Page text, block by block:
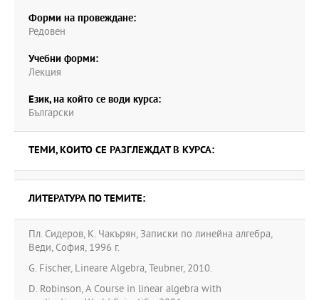
Форми на провеждане:
Редовен
Учебни форми:
Лекция
Език, на който се води курса:
Български
ТЕМИ, КОИТО СЕ РАЗГЛЕЖДАТ В КУРСА:
ЛИТЕРАТУРА ПО ТЕМИТЕ:
Пл. Сидеров, К. Чакърян, Записки по линейна алгебра,
Веди, София, 1996 г.
G. Fischer, Lineare Algebra, Teubner, 2010.
D. Robinson, A Course in linear algebra with